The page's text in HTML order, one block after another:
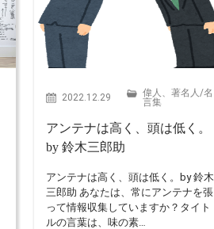
2022.12.29 偉人、著名人/名
言集
アンテナは高く、頭は低く。
by 鈴木三郎助
アンテナは高く、頭は低く。by 鈴木
三郎助 あなたは、常にアンテナを張
って情報収集していますか？タイト
ルの言葉は、味の素…